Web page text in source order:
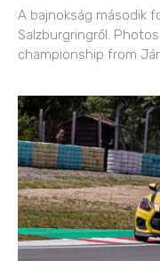
A bajnokság második
Salzburgringről.
championship from